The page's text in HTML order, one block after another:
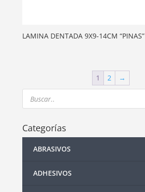
LAMINA DENTADA 9X9-14CM “PINAS”
1 2
→
Products
search
Categorías
ABRASIVOS
ADHESIVOS